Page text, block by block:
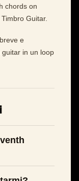
chords on
Guitar.
e
in un loop